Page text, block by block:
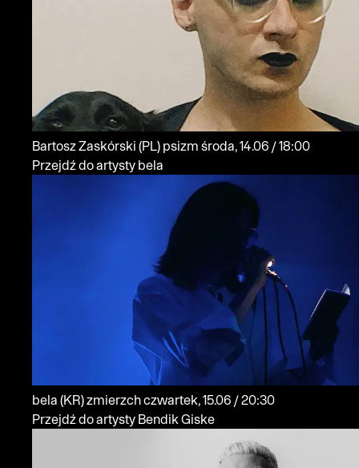
Bartosz Zaskórski (PL) psizm
środa, 14.06 / 18:00
Przejdź do artysty bela
bela (KR)zmierzch
czwartek, 15.06 / 20:30
Przejdź do artysty Bendik Giske